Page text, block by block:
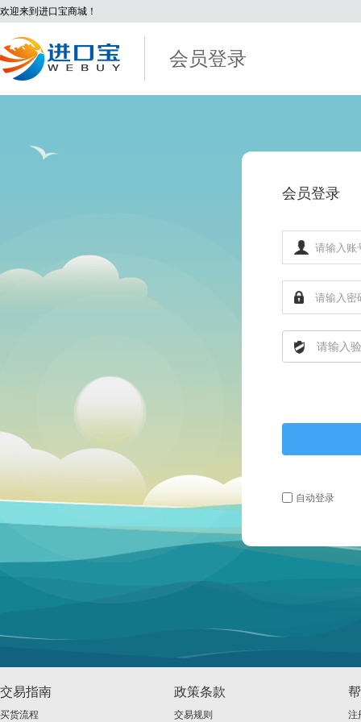
欢迎来到进口宝商城！
会员登录
会员登录
自动登录
交易指南
买货流程
政策条款
交易规则 注